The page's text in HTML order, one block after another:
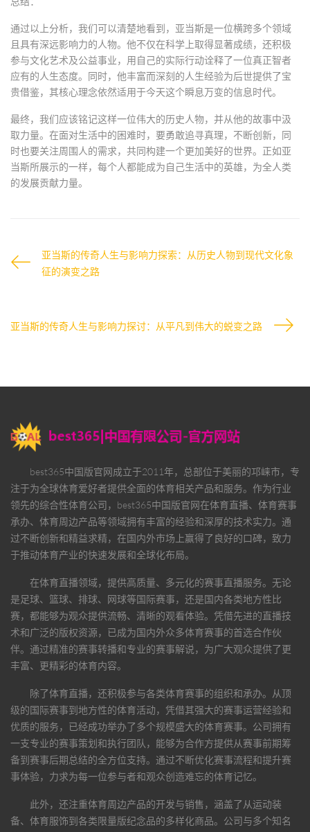
通过以上分析，我们可以清楚地看到，亚当斯是一位横跨多个领域
且具有深远影响力的人物。他不仅在科学上取得显著成绩，还积极
参与文化艺术及公益事业，用自己的实际行动诠释了一位真正智者
应有的人生态度。同时，他丰富而深刻的人生经验为后世提供了宝
贵借鉴，其核心理念依然适用于今天这个瞬息万变的信息时代。
最终，我们应该铭记这样一位伟大的历史人物，并从他的故事中汲
取力量。在面对生活中的困难时，要勇敢追寻真理，不断创新，同
时也要关注周围人的需求，共同构建一个更加美好的世界。正如亚
当斯所展示的一样，每个人都能成为自己生活中的英雄，为全人类
的发展贡献力量。
亚当斯的传奇人生与影响力探索：从历史人物到现代文化象
征的演变之路
亚当斯的传奇人生与影响力探讨：从平凡到伟大的蜕变之路
best365中国版官网成立于2011年，总部位于美丽的邛崃市，专
注于为全球体育爱好者提供全面的体育相关产品和服务。作为行业
领先的综合性体育公司， best365中国版官网在体育直播、体育赛事
承办、体育周边产品等领域拥有丰富的经验和深厚的技术实力。通
过不断创新和精益求精，在国内外市场上赢得了良好的口碑，致力
于推动体育产业的快速发展和全球化布局。
在体育直播领域，提供高质量、多元化的赛事直播服务。无论
是足球、篮球、排球、网球等国际赛事，还是国内各类地方性比
赛，都能够为观众提供流畅、清晰的观看体验。凭借先进的直播技
术和广泛的版权资源，已成为国内外众多体育赛事的首选合作伙
伴。通过精准的赛事转播和专业的赛事解说，为广大观众提供了更
丰富、更精彩的体育内容。
除了体育直播，还积极参与各类体育赛事的组织和承办。从顶
级的国际赛事到地方性的体育活动，凭借其强大的赛事运营经验和
优质的服务，已经成功举办了多个规模盛大的体育赛事。公司拥有
一支专业的赛事策划和执行团队，能够为合作方提供从赛事前期筹
备到赛事后期总结的全方位支持。通过不断优化赛事流程和提升赛
事体验，力求为每一位参与者和观众创造难忘的体育记忆。
此外，还注重体育周边产品的开发与销售，涵盖了从运动装
备、体育服饰到各类限量版纪念品的多样化商品。公司与多个知名